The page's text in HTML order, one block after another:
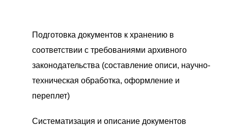
Подготовка документов к хранению в
соответствии с требованиями архивного
законодательства (составление описи, научно-
техническая обработка, оформление и
переплет)
Систематизация и описание документов